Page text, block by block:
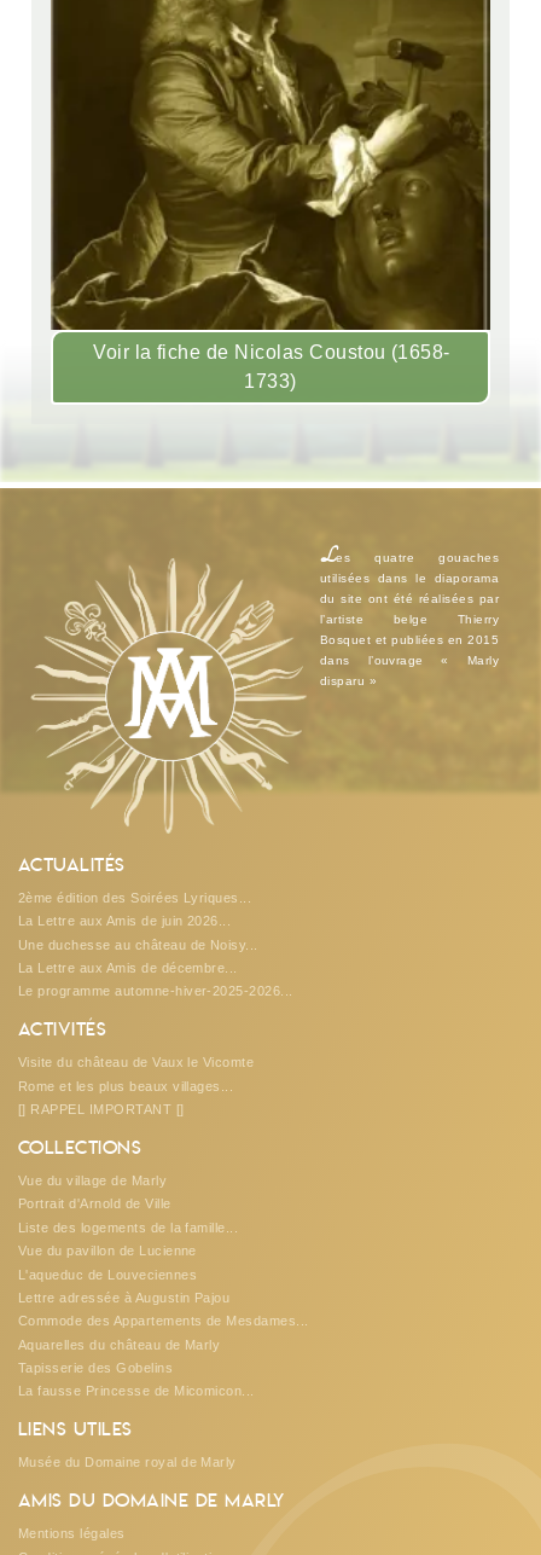
Voir la fiche de Nicolas Coustou (1658-
1733)
Les quatre gouaches
utilisées dans le diaporama
du site ont été réalisées par
l’artiste belge Thierry
Bosquet et publiées en 2015
dans l’ouvrage « Marly
disparu »
Actualités
2ème édition des Soirées Lyriques...
La Lettre aux Amis de juin 2026...
Une duchesse au château de Noisy...
La Lettre aux Amis de décembre...
Le programme automne-hiver-2025-2026...
Activités
Visite du château de Vaux le Vicomte
Rome et les plus beaux villages...
[] RAPPEL IMPORTANT []
Collections
Vue du village de Marly
Portrait d'Arnold de Ville
Liste des logements de la famille...
Vue du pavillon de Lucienne
L'aqueduc de Louveciennes
Lettre adressée à Augustin Pajou
Commode des Appartements de Mesdames...
Aquarelles du château de Marly
Tapisserie des Gobelins
La fausse Princesse de Micomicon...
Liens utiles
Musée du Domaine royal de Marly
Amis du Domaine de Marly
Mentions légales